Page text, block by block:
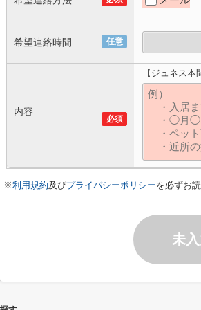
任意
希望連絡時間
必須
内容
【ジュネス本
※利用規約及びプライバシーポリシーを必ずお
未